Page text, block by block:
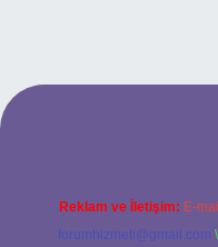
giriş
Reklam ve İletişim: E-
forumhizmeti@gmail.com